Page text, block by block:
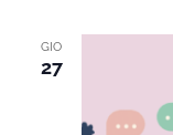
GIO
27